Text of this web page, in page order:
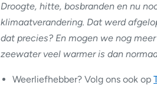
Droogte, hitte, bosbranden en nu
klimaatverandering. Dat werd
dat precies? En mogen we nog
zeewater veel warmer is dan
Weerliefhebber? Volg ons ook op